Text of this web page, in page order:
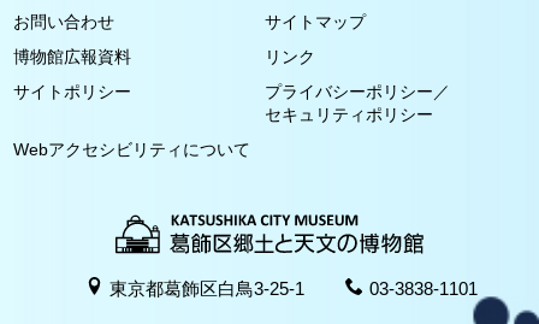
お問い合わせ
サイトマップ
博物館広報資料
リンク
サイトポリシー
プライバシーポリシー／
セキュリティポリシー
Webアクセシビリティについて
東京都葛飾区白鳥3-25-1 03-3838-1101